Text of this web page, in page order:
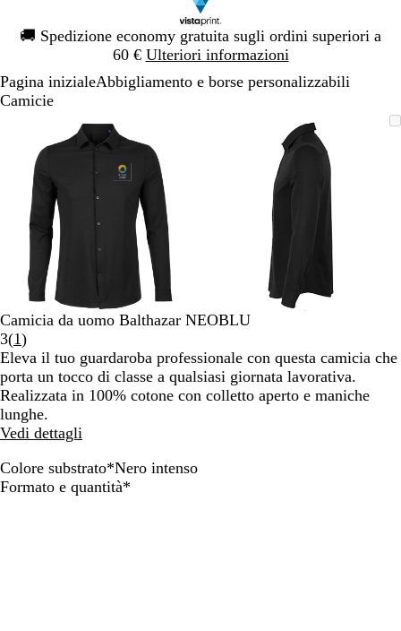
🚚 Spedizione economy gratuita sugli ordini superiori a
60 € Ulteriori informazioni
Diapositiva
1
Pagina inizialeAbbigliamento e borse personalizzabili
Camicie
può
ingrandita
aper
allargare
i
comandi
e
ingrandire
ridurre
e
le
per
spostarti
L’immagine
può
essere
ingrandita
Ingrandito
minimo
Clicca
per
allargare
Usa
comandi
per
ingrandire
ridurre
e
per
spostarti
Camicia da uomo Balthazar NEOBLU
3(1Leggi
1
recensioni
)
Eleva il tuo guardaroba professionale con questa camicia che
porta un tocco di classe a qualsiasi giornata lavorativa.
Realizzata in 100% cotone con colletto aperto e maniche
lunghe.
Vedi dettagli
Colore substrato*Nero intenso
N
N
B
B
Formato e quantità*